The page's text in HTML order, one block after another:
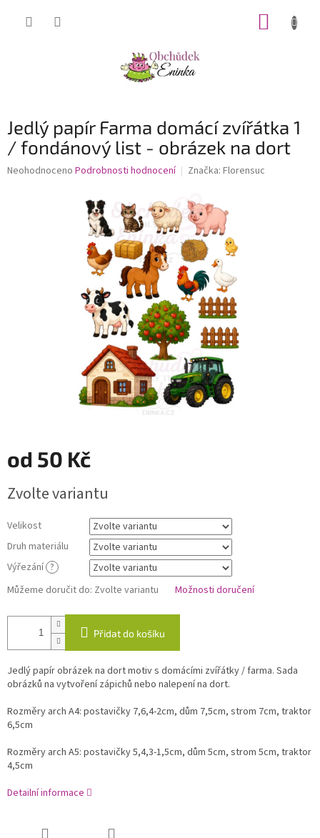
Jedlý papír Farma domácí zvířátka 1
/ fondánový list - obrázek na dort
Průměrné
Neohodnoceno Podrobnosti hodnocení Značka: Florensuc
od 50 Kč
cena:
Zvolte variantu
Velikost
Druh materiálu
Výřezání ?
Můžeme doručit do: Zvolte variantu Možnosti doručení
Přidat do košíku
Jedlý papír obrázek na dort motiv s domácími zvířátky / farma. Sada
obrázků na vytvoření zápichů nebo nalepení na dort.
Rozměry arch A4: postavičky 7,6,4-2cm, dům 7,5cm, strom 7cm, traktor
6,5cm
Rozměry arch A5: postavičky 5,4,3-1,5cm, dům 5cm, strom 5cm, traktor
4,5cm
Detailní informace